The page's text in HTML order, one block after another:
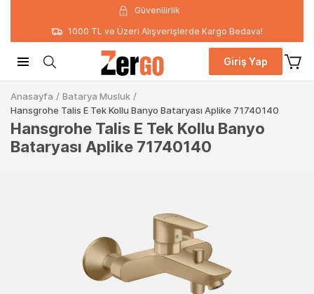
Güvenilirlik
1000 TL ve Üzeri Alışverişlerde Kargo Bedava!
Giriş Yap
Anasayfa / Batarya Musluk /
Hansgrohe Talis E Tek Kollu Banyo Bataryası Aplike 71740140
Hansgrohe Talis E Tek Kollu Banyo
Bataryası Aplike 71740140